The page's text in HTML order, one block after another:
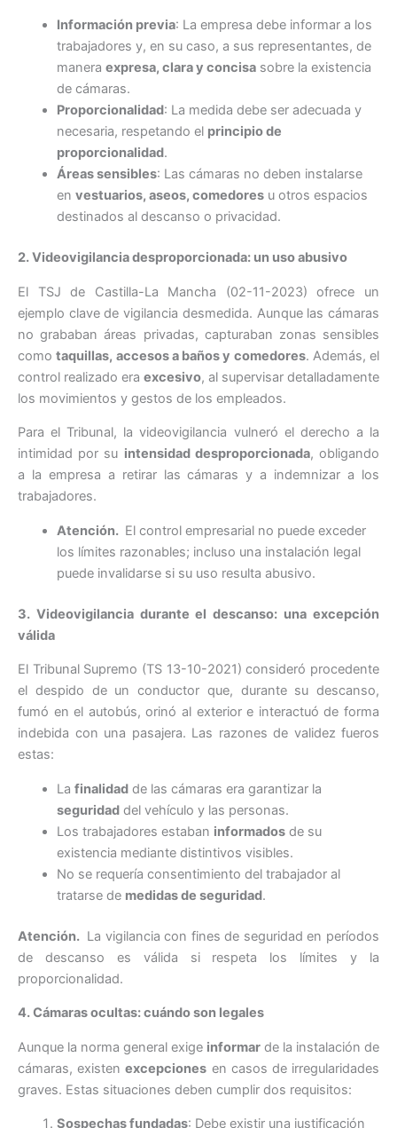
Información previa: La empresa debe informar a los
trabajadores y, en su caso, a sus representantes, de
manera expresa, clara y concisasobre la existencia
de cámaras.
Proporcionalidad: La medida debe ser adecuada y
necesaria, respetando el principio de
proporcionalidad.
Áreas sensibles: Las cámaras no deben instalarse
en vestuarios, aseos, comedoresu otros espacios
destinados al descanso o privacidad.
2. Videovigilancia desproporcionada: un uso abusivo
El TSJ de Castilla-La Mancha (02-11-2023) ofrece un
ejemplo clave de vigilancia desmedida. Aunque las cámaras
no grababan áreas privadas, capturaban zonas sensibles
comotaquillas, accesos a baños y comedores. Además, el
control realizado era excesivo, al supervisar detalladamente
los movimientos y gestos de los empleados.
Para el Tribunal, la videovigilancia vulneró el derecho a la
intimidad por su intensidad desproporcionada, obligando
a la empresa a retirar las cámaras y a indemnizar a los
trabajadores.
Atención. El control empresarial no puede exceder
los límites razonables; incluso una instalación legal
puede invalidarse si su uso resulta abusivo.
3. Videovigilancia durante el descanso: una excepción
válida
El Tribunal Supremo (TS 13-10-2021) consideró procedente
el despido de un conductor que, durante su descanso,
fumó en el autobús, orinó al exterior e interactuó de forma
indebida con una pasajera. Las razones de validez fueros
estas:
La finalidadde las cámaras era garantizar la
seguridaddel vehículo y las personas.
Los trabajadores estaban informadosde su
existencia mediante distintivos visibles.
No se requería consentimiento del trabajador al
tratarse de medidas de seguridad.
Atención. La vigilancia con fines de seguridad en períodos
de descanso es válida si respeta los límites y la
proporcionalidad.
4. Cámaras ocultas: cuándo son legales
Aunque la norma general exige informar de la instalación de
cámaras, existenexcepciones en casos de irregularidades
graves. Estas situaciones deben cumplir dos requisitos:
Sospechas fundadas: Debe existir una justificación